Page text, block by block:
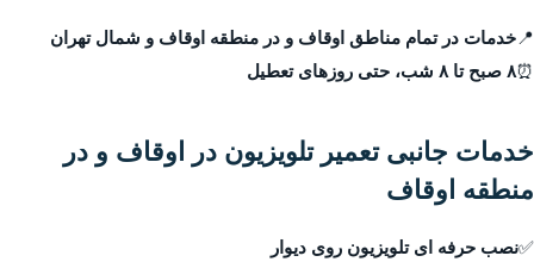
📍خدمات در تمام مناطق اوقاف و در منطقه اوقاف و شمال تهران
⏰۸ صبح تا ۸ شب، حتی روزهای تعطیل
خدمات جانبی تعمیر تلویزیون در اوقاف و در
منطقه اوقاف
✅نصب حرفه ای تلویزیون روی دیوار